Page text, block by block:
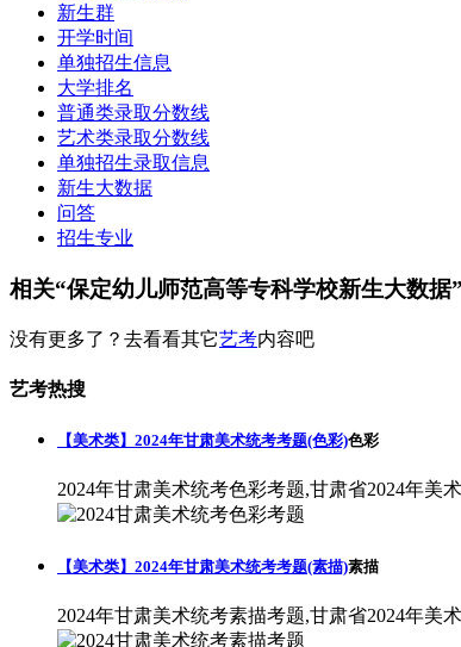
新生群
开学时间
单独招生信息
大学排名
普通类录取分数线
艺术类录取分数线
单独招生录取信息
新生大数据
问答
招生专业
相关“保定幼儿师范高等专科学校新生大数据
没有更多了？去看看其它艺考内容吧
艺考热搜
【美术类】2024年甘肃美术统考考题(色彩)色彩
2024年甘肃美术统考色彩考题,甘肃省2024年美
【美术类】2024年甘肃美术统考考题(素描)素描
2024年甘肃美术统考素描考题,甘肃省2024年美